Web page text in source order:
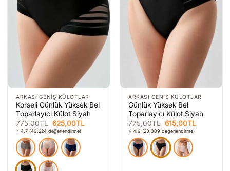
ARKASI GENIŞ KÜLOTLAR
Korseli Günlük Yüksek Bel
Toparlayıcı Külot Siyah
775,00TL Orijinal
fiyat:
775,00TL.
625,00TL
⭐ 4.7 (49.224 değerlendirme)
ARKASI GENIŞ KÜLOTLAR
Günlük Yüksek Bel
Toparlayıcı Külot Siyah
775,00TL Orijinal
fiyat:
775,00TL.
615,00TL
⭐ 4.9 (23.309 değerlendirme)